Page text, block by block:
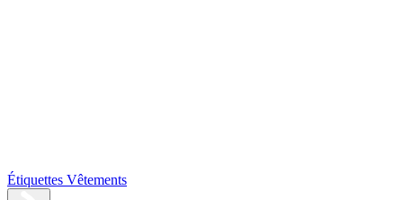
Étiquettes Vêtements